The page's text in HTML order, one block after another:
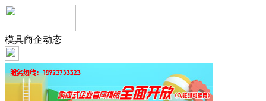
模具商企动态